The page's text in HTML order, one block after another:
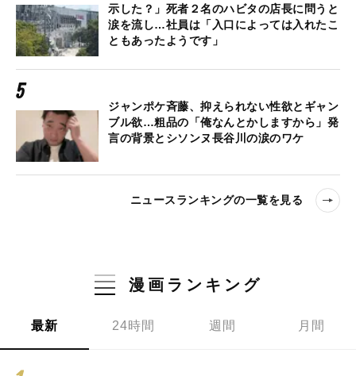
示した？」死者２名のハビタの店長に問うと
涙を流し…社員は「入口によっては入れたこ
ともあったようです」
ジャンポケ斉藤、抑えられない性欲とギャン
ブル欲…粗品の「俺なんとかしますから」発
言の背景とシソンヌ長谷川の涙のワケ
ニュースランキングの一覧を見る
漫画ランキング
最新 24時間 週間 月間